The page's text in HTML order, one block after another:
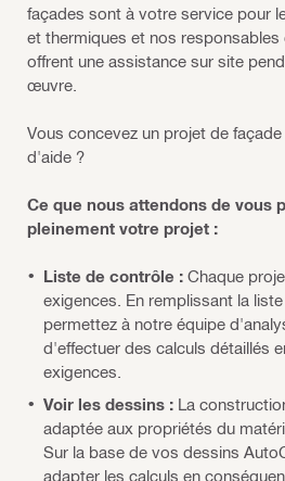
façades sont à votre service pour
et thermiques et nos
offrent une assistance sur site
œuvre.
Vous concevez un projet de
d'aide ?
Ce que nous attendons de vous
pleinement votre projet :
Liste de contrôle : Chaque
exigences. En remplissant la
permettez à notre équipe
d'effectuer des calculs détaillés
exigences.
Voir les dessins : La
adaptée aux propriétés du
Sur la base de vos dessins
adapter les calculs en